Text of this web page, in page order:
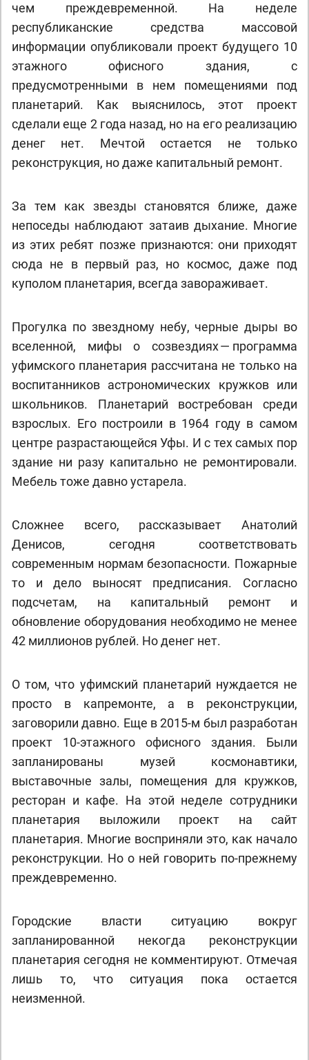
чем преждевременной. На неделе
республиканские средства массовой
информации опубликовали проект будущего 10
этажного офисного здания, с
предусмотренными в нем помещениями под
планетарий. Как выяснилось, этот проект
сделали еще 2 года назад, но на его реализацию
денег нет. Мечтой остается не только
реконструкция, но даже капитальный ремонт.
За тем как звезды становятся ближе, даже
непоседы наблюдают затаив дыхание. Многие
из этих ребят позже признаются: они приходят
сюда не в первый раз, но космос, даже под
куполом планетария, всегда завораживает.
Прогулка по звездному небу, черные дыры во
вселенной, мифы о созвездиях — программа
уфимского планетария рассчитана не только на
воспитанников астрономических кружков или
школьников. Планетарий востребован среди
взрослых. Его построили в 1964 году в самом
центре разрастающейся Уфы. И с тех самых пор
здание ни разу капитально не ремонтировали.
Мебель тоже давно устарела.
Сложнее всего, рассказывает Анатолий
Денисов, сегодня соответствовать
современным нормам безопасности. Пожарные
то и дело выносят предписания. Согласно
подсчетам, на капитальный ремонт и
обновление оборудования необходимо не менее
42 миллионов рублей. Но денег нет.
О том, что уфимский планетарий нуждается не
просто в капремонте, а в реконструкции,
заговорили давно. Еще в 2015-м был разработан
проект 10-этажного офисного здания. Были
запланированы музей космонавтики,
выставочные залы, помещения для кружков,
ресторан и кафе. На этой неделе сотрудники
планетария выложили проект на сайт
планетария. Многие восприняли это, как начало
реконструкции. Но о ней говорить по-прежнему
преждевременно.
Городские власти ситуацию вокруг
запланированной некогда реконструкции
планетария сегодня не комментируют. Отмечая
лишь то, что ситуация пока остается
неизменной.